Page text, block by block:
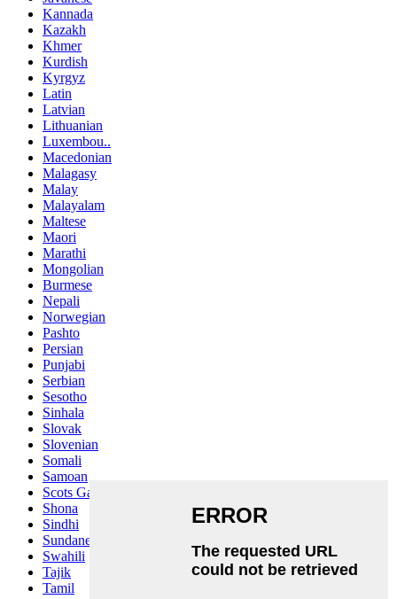
Kannada
Kazakh
Khmer
Kurdish
Kyrgyz
Latin
Latvian
Lithuanian
Luxembou..
Macedonian
Malagasy
Malay
Malayalam
Maltese
Maori
Marathi
Mongolian
Burmese
Nepali
Norwegian
Pashto
Persian
Punjabi
Serbian
Sesotho
Sinhala
Slovak
Slovenian
Somali
Samoan
Scots Gaelic
Shona
Sindhi
Sundanese
Swahili
Tajik
Tamil